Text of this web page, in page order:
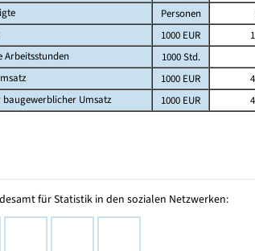
Personen
1000 EUR
Arbeitsstunden
1000 Std.
1000 EUR
baugewerblicher Umsatz
1000 EUR
für Statistik in den sozialen Netzwerken: